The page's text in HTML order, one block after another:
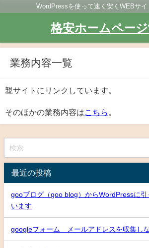
WordPressを使って速く安くWEBサイ
格安ホームペー
業務内容一覧
親サイトにリンクしています。
そのほかの業務内容は こちら
最近の投稿
gooブログ（goo blog）からWordPressに引
います
googleフォーム メールアドレスを収集し